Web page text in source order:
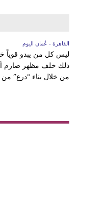
القاهرة - عُمان اليوم
ليس كل من يبدو قوياً
ذلك خلف مظهر صارم أو
من خلال بناء “درع” من